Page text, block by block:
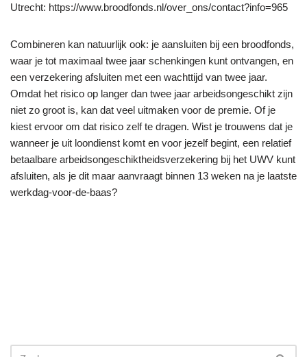
Utrecht: https://www.broodfonds.nl/over_ons/contact?info=965
Combineren kan natuurlijk ook: je aansluiten bij een broodfonds,
waar je tot maximaal twee jaar schenkingen kunt ontvangen, en
een verzekering afsluiten met een wachttijd van twee jaar.
Omdat het risico op langer dan twee jaar arbeidsongeschikt zijn
niet zo groot is, kan dat veel uitmaken voor de premie. Of je
kiest ervoor om dat risico zelf te dragen. Wist je trouwens dat je
wanneer je uit loondienst komt en voor jezelf begint, een relatief
betaalbare arbeidsongeschiktheidsverzekering bij het UWV kunt
afsluiten, als je dit maar aanvraagt binnen 13 weken na je laatste
werkdag-voor-de-baas?